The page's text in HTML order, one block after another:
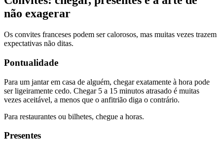
não exagerar
Os convites franceses podem ser calorosos, mas muitas vezes trazem
expectativas não ditas.
Pontualidade
Para um jantar em casa de alguém, chegar exatamente à hora pode
ser ligeiramente cedo. Chegar 5 a 15 minutos atrasado é muitas
vezes aceitável, a menos que o anfitrião diga o contrário.
Para restaurantes ou bilhetes, chegue a horas.
Presentes